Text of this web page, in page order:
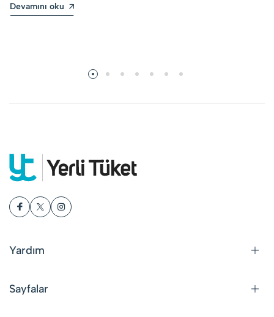
Devamını oku
Yardım
Sayfalar